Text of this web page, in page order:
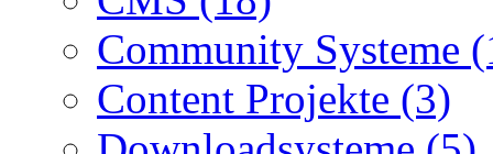
Community Systeme
Content Projekte (3)